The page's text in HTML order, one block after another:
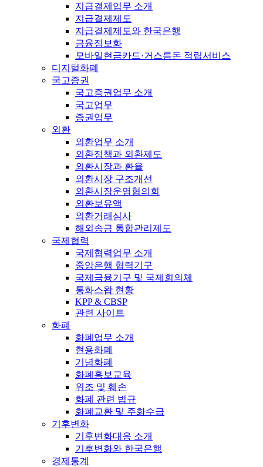
지급결제업무 소개
지급결제제도
지급결제제도와 한국은행
금융정보화
모바일현금카드·거스름돈 적립서비스
디지털화폐
국고증권
국고증권업무 소개
국고업무
증권업무
외환
외환업무 소개
외환정책과 외환제도
외환시장과 환율
외환시장 구조개선
외환시장운영협의회
외환보유액
외환거래심사
해외송금 통합관리제도
국제협력
국제협력업무 소개
중앙은행 협력기구
국제금융기구 및 국제회의체
통화스왑 현황
KPP & CBSP
관련 사이트
화폐
화폐업무 소개
현용화폐
기념화폐
화폐홍보교육
위조 및 훼손
화폐 관련 법규
화폐교환 및 주화수급
기후변화
기후변화대응 소개
기후변화와 한국은행
경제통계